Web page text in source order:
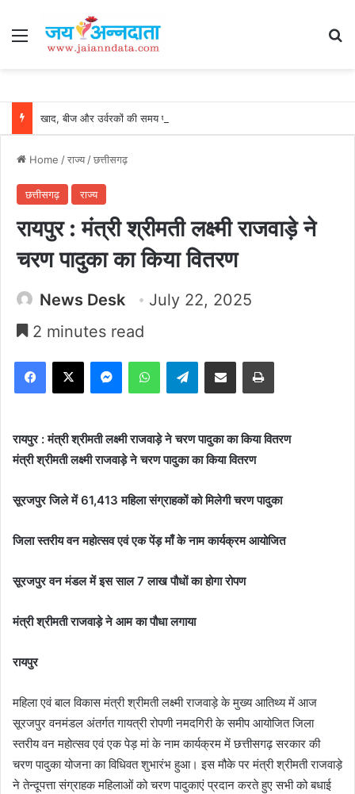
Menu
Home /राज्य/छत्तीसगढ़
छत्तीसगढ़ राज्य
रायपुर : मंत्री श्रीमती लक्ष्मी राजवाड़े ने
चरण पादुका का किया वितरण
News Desk
July 22, 2025
2 minutes read
Facebook
X MessengerWhatsAppTelegramShare via Email Print
रायपुर : मंत्री श्रीमती लक्ष्मी राजवाड़े ने चरण पादुका का किया वितरण
मंत्री श्रीमती लक्ष्मी राजवाड़े ने चरण पादुका का किया वितरण
सूरजपुर जिले में 61,413 महिला संग्राहकों को मिलेगी चरण पादुका
जिला स्तरीय वन महोत्सव एवं एक पेंड़ माँ के नाम कार्यक्रम आयोजित
सूरजपुर वन मंडल में इस साल 7 लाख पौधों का होगा रोपण
मंत्री श्रीमती राजवाड़े ने आम का पौधा लगाया
रायपुर
महिला एवं बाल विकास मंत्री श्रीमती लक्ष्मी राजवाड़े के मुख्य आतिथ्य में आज
सूरजपुर वनमंडल अंतर्गत गायत्री रोपणी नमदगिरी के समीप आयोजित जिला
स्तरीय वन महोत्सव एवं एक पेड़ मां के नाम कार्यक्रम में छत्तीसगढ़ सरकार की
चरण पादुका योजना का विधिवत शुभारंभ हुआ। इस मौके पर मंत्री श्रीमती राजवाड़े
ने तेन्दूपत्ता संग्राहक महिलाओं को चरण पादुकाएं प्रदान करते हुए सभी को बधाई